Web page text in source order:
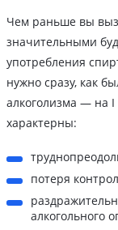
Чем раньше вы
значительными
употребления
нужно сразу, как
алкоголизма — на I
характерны:
потеря
алкогольного